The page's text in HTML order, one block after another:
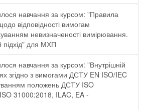
навчання за курсом: "Правила
відповідності вимогам
невизначеності вимірювання.
підхід" для МХП
навчання за курсом: "Внутрішній
згідно з вимогами ДСТУ EN ISO/IEC
положень ДСТУ ISO
31000:2018, ILAC, EA -